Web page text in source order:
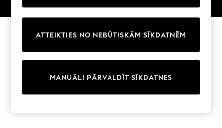
Multipacks
All Boys Sport & Swimwear
Swimwear
Tops
Joggers
© 2026 Next Germany GmbH. Visas tiesības aizsargātas.
MANUĀLI PĀRVALDĪT SĪKDATNES
ATTEIKTIES NO NEBŪTISKĀM SĪKDATNĒM